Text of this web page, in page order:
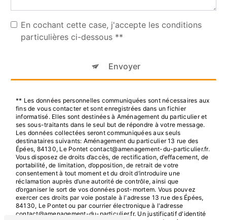
En cochant cette case, j'accepte les conditions
particulières ci-dessous **
Envoyer
** Les données personnelles communiquées sont nécessaires aux
fins de vous contacter et sont enregistrées dans un fichier
informatisé. Elles sont destinées à Aménagement du particulier et
ses sous-traitants dans le seul but de répondre à votre message.
Les données collectées seront communiquées aux seuls
destinataires suivants: Aménagement du particulier 13 rue des
Épées, 84130, Le Pontet contact@amenagement-du-particulier.fr.
Vous disposez de droits d’accès, de rectification, d’effacement, de
portabilité, de limitation, d’opposition, de retrait de votre
consentement à tout moment et du droit d’introduire une
réclamation auprès d’une autorité de contrôle, ainsi que
d’organiser le sort de vos données post-mortem. Vous pouvez
exercer ces droits par voie postale à l'adresse 13 rue des Épées,
84130, Le Pontet ou par courrier électronique à l'adresse
contact@amenagement-du-particulier.fr. Un justificatif d'identité